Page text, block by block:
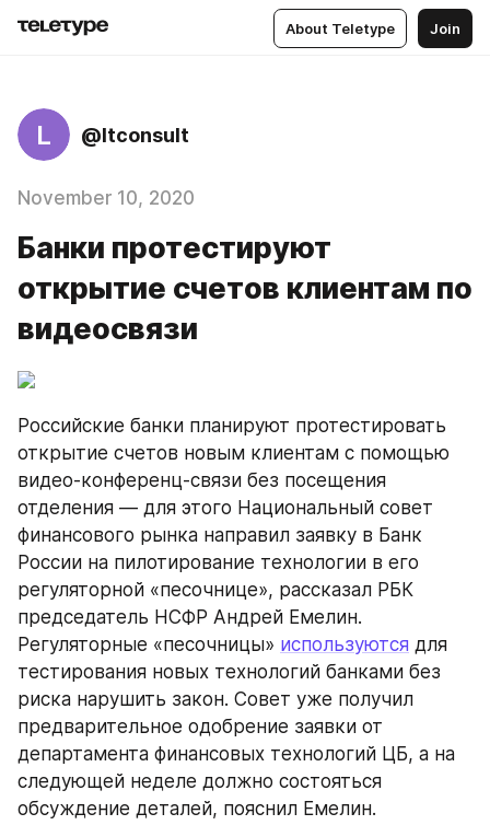
About Teletype Join
L @ltconsult
November 10, 2020
Банки протестируют
открытие счетов клиентам по
видеосвязи
Российские банки планируют протестировать
открытие счетов новым клиентам с помощью
видео-конференц-связи без посещения
отделения — для этого Национальный совет
финансового рынка направил заявку в Банк
России на пилотирование технологии в его
регуляторной «песочнице», рассказал РБК
председатель НСФР Андрей Емелин.
Регуляторные «песочницы» используются для
тестирования новых технологий банками без
риска нарушить закон. Совет уже получил
предварительное одобрение заявки от
департамента финансовых технологий ЦБ, а на
следующей неделе должно состояться
обсуждение деталей, пояснил Емелин.